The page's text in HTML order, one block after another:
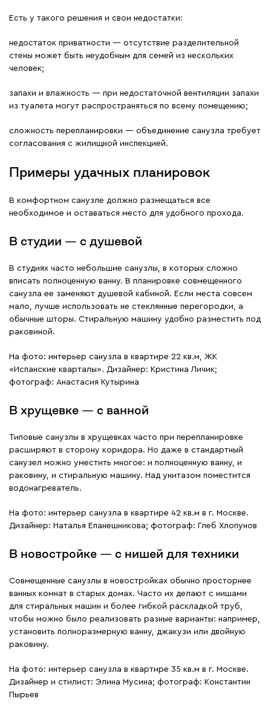
Есть у такого решения и свои недостатки:
недостаток приватности — отсутствие разделительной
стены может быть неудобным для семей из нескольких
человек;
запахи и влажность — при недостаточной вентиляции запахи
из туалета могут распространяться по всему помещению;
сложность перепланировки — объединение санузла требует
согласования с жилищной инспекцией.
Примеры удачных планировок
В комфортном санузле должно размещаться все
необходимое и оставаться место для удобного прохода.
В студии — с душевой
В студиях часто небольшие санузлы, в которых сложно
вписать полноценную ванну. В планировке совмещенного
санузла ее заменяют душевой кабиной. Если места совсем
мало, лучше использовать не стеклянные перегородки, а
обычные шторы. Стиральную машину удобно разместить под
раковиной.
На фото: интерьер санузла в квартире 22 кв.м, ЖК
«Испанские кварталы». Дизайнер: Кристина Личик;
фотограф: Анастасия Кутырина
В хрущевке — с ванной
Типовые санузлы в хрущевках часто при перепланировке
расширяют в сторону коридора. Но даже в стандартный
санузел можно уместить многое: и полноценную ванну, и
раковину, и стиральную машину. Над унитазом поместится
водонагреватель.
На фото: интерьер санузла в квартире 42 кв.м в г. Москве.
Дизайнер: Наталья Епанешникова; фотограф: Глеб Хлопунов
В новостройке — с нишей для техники
Совмещенные санузлы в новостройках обычно просторнее
ванных комнат в старых домах. Часто их делают с нишами
для стиральных машин и более гибкой раскладкой труб,
чтобы можно было реализовать разные варианты: например,
установить полноразмерную ванну, джакузи или двойную
раковину.
На фото: интерьер санузла в квартире 35 кв.м в г. Москве.
Дизайнер и стилист: Элина Мусина; фотограф: Константин
Пырьев